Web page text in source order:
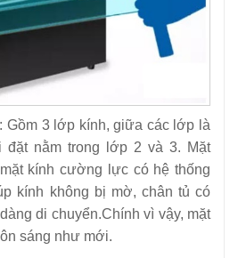
Gồm 3 lớp kính, giữa các lớp là
đặt nằm trong lớp 2 và 3. Mặt
kính cường lực có hệ thống
kính không bị mờ, chân tủ có
di chuyển.Chính vì vậy, mặt
sáng như mới.